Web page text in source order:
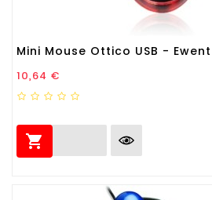
Mini Mouse Ottico USB - Ewent
Prezzo
10,64 €
